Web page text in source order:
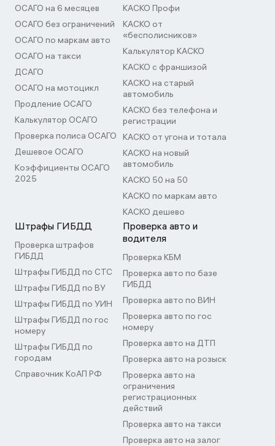
ОСАГО на 6 месяцев
ОСАГО без ограничений
ОСАГО по маркам авто
ОСАГО на такси
ДСАГО
ОСАГО на мотоцикл
Продление ОСАГО
Калькулятор ОСАГО
Проверка полиса ОСАГО
Дешевое ОСАГО
Коэффициенты ОСАГО
2025
КАСКО Профи
КАСКО от
«бесполисников»
Калькулятор КАСКО
КАСКО с франшизой
КАСКО на старый
автомобиль
КАСКО без телефона и
регистрации
КАСКО от угона и тотала
КАСКО на новый
автомобиль
КАСКО 50 на 50
КАСКО по маркам авто
КАСКО дешево
Штрафы ГИБДД
Проверка штрафов
ГИБДД
Штрафы ГИБДД по СТС
Штрафы ГИБДД по ВУ
Штрафы ГИБДД по УИН
Штрафы ГИБДД по гос
номеру
Штрафы ГИБДД по
городам
Справочник КоАП РФ
Проверка авто и
водителя
Проверка КБМ
Проверка авто по базе
ГИБДД
Проверка авто по ВИН
Проверка авто по гос
номеру
Проверка авто на ДТП
Проверка авто на розыск
Проверка авто на
ограничения
регистрационных
действий
Проверка авто на такси
Проверка авто на залог